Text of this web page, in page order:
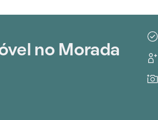
no Morada